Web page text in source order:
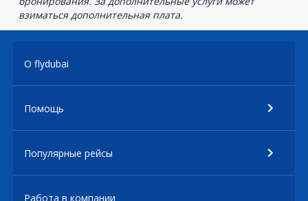
взиматься дополнительная плата.
О flydubai
Помощь
Популярные рейсы
Работа в компании